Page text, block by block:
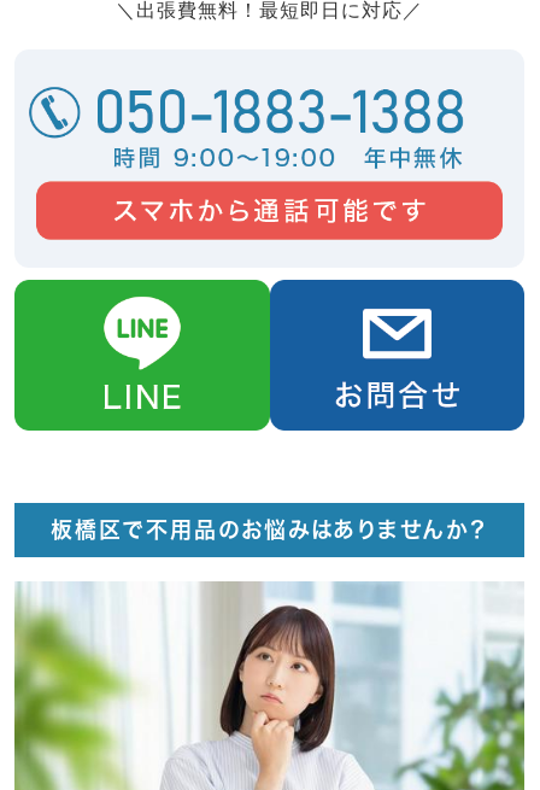
＼出張費無料！最短即日に対応／
板橋区で不用品のお悩みはありませんか？